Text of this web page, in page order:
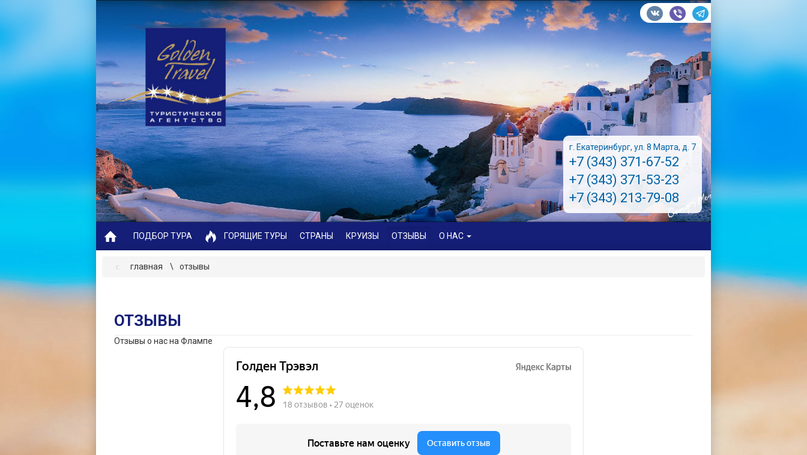
г. Екатеринбург, ул. 8 Марта, д. 7
+7 (343) 371-67-52
+7 (343) 371-53-23
+7 (343) 213-79-08
ПОДБОР ТУРА ГОРЯЩИЕ ТУРЫ СТРАНЫ КРУИЗЫ ОТЗЫВЫ О НАС
главная отзывы
ОТЗЫВЫ
Отзывы о нас на Флампе